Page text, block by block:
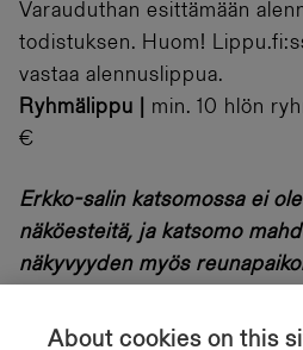
About cookies on this
Varauduthan esittämään
todistuksen. Huom!
vastaa alennuslippua.
Ryhmälippu
min. 10 hlön
€
Erkko-salin katsomossa ei
näköesteitä, ja katsomo
näkyvyyden myös
taaemmille riveille noustaan